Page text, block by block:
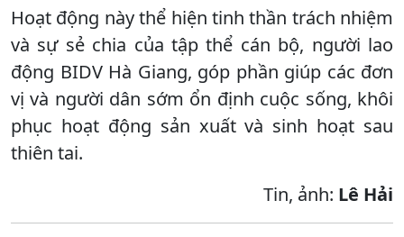
Hoạt động này thể hiện tinh thần trách nhiệm
và sự sẻ chia của tập thể cán bộ, người lao
động BIDV Hà Giang, góp phần giúp các đơn
vị và người dân sớm ổn định cuộc sống, khôi
phục hoạt động sản xuất và sinh hoạt sau
thiên tai.
Tin, ảnh: Lê Hải